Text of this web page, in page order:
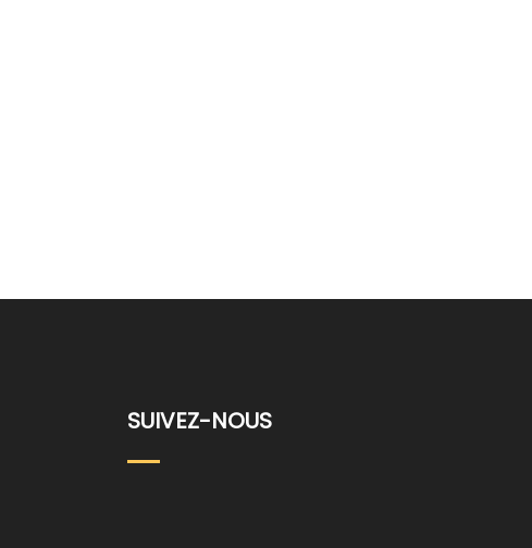
SUIVEZ-NOUS